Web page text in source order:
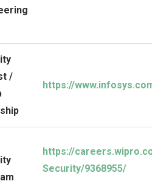
/
https://
https://
Security/9368955/